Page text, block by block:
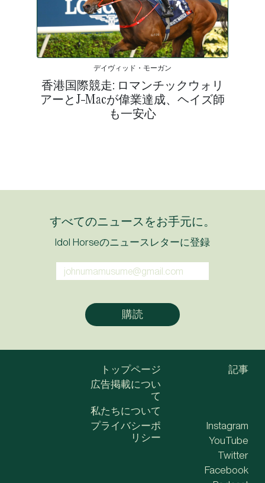
デイヴィッド・モーガン
香港国際競走: ロマンチックウォリ
アーとJ-Macが偉業達成、ヘイズ師
も一安心
すべてのニュースをお手元に。
Idol Horseのニュースレターに登録
トップページ
広告掲載につい
て
私たちについて
記事
プライバシーポ
リシー
Instagram
YouTube
Twitter
Facebook